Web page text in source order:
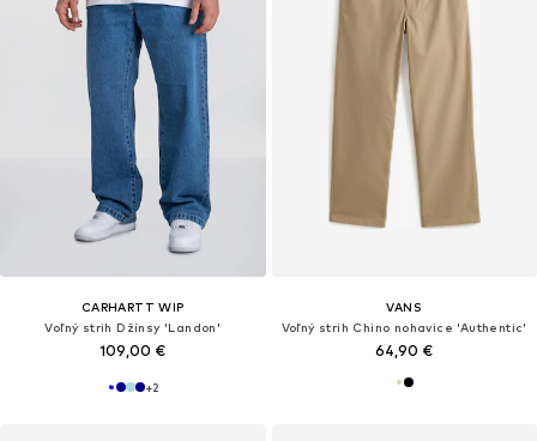
CARHARTT WIP
Voľný strih Džínsy 'Landon'
109,00 €
+2
VANS
Voľný strih Chino nohavice 'Authentic'
64,90 €